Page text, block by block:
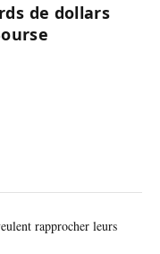
de dollars
rapprocher leurs